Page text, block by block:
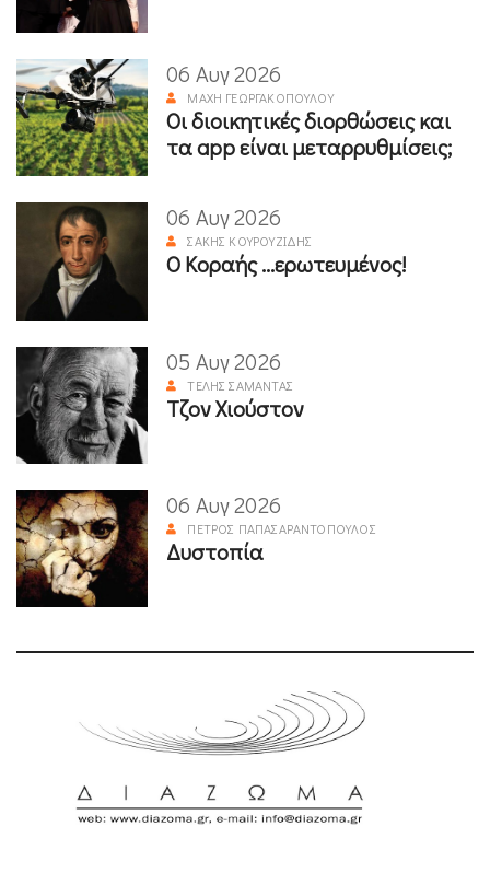
06 Αυγ 2026
ΜΆΧΗ ΓΕΩΡΓΑΚΟΠΟΎΛΟΥ
Οι διοικητικές διορθώσεις και
τα app είναι μεταρρυθμίσεις;
06 Αυγ 2026
ΣΆΚΗΣ ΚΟΥΡΟΥΖΊΔΗΣ
Ο Κοραής ...ερωτευμένος!
05 Αυγ 2026
ΤΈΛΗΣ ΣΑΜΑΝΤΆΣ
Τζον Χιούστον
06 Αυγ 2026
ΠΈΤΡΟΣ ΠΑΠΑΣΑΡΑΝΤΌΠΟΥΛΟΣ
Δυστοπία